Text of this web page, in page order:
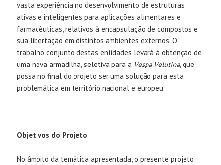
vasta experiência no desenvolvimento de estruturas
ativas e inteligentes para aplicações alimentares e
farmacêuticas, relativos à encapsulação de compostos e
sua libertação em distintos ambientes externos. O
trabalho conjunto destas entidades levará à obtenção de
uma nova armadilha, seletiva para a Vespa Velutina, que
possa no final do projeto ser uma solução para esta
problemática em território nacional e europeu.
Objetivos do Projeto
No âmbito da temática apresentada, o presente projeto